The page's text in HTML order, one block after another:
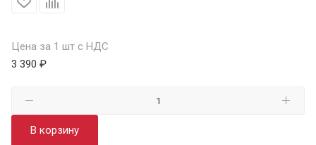
Цена за 1 шт с НДС
3 390 ₽
В корзину